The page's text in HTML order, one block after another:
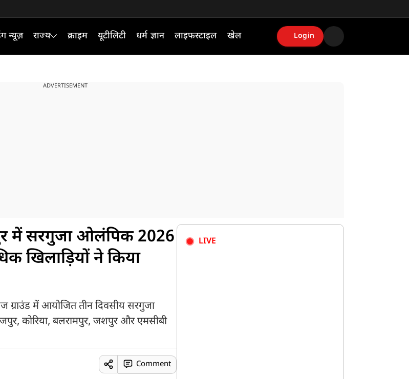
न्यूज़ राज्य क्राइम यूटीलिटी धर्म ज्ञान लाइफस्टाइल खेल Login
ADVERTISEMENT
में सरगुजा ओलंपिक 2026
खिलाड़ियों ने किया
ग्राउंड में आयोजित तीन दिवसीय सरगुजा
कोरिया, बलरामपुर, जशपुर और एमसीबी
Comment
LIVE